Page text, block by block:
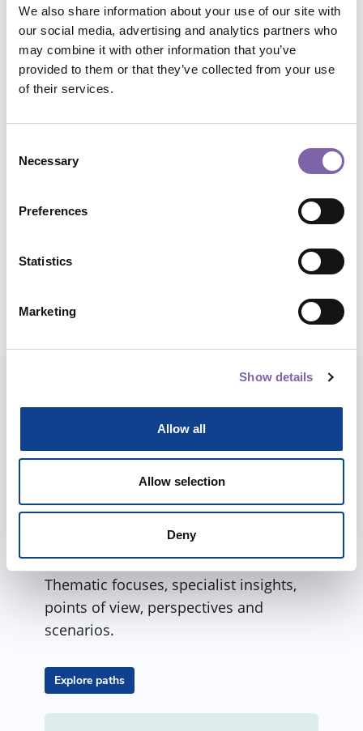
We also share information about your use of our site with
our social media, advertising and analytics partners who
may combine it with other information that you’ve
provided to them or that they’ve collected from your use
of their services.
Selection
Necessary
Preferences
Statistics
Marketing
Show details
Allow all
Allow selection
Deny
Plan:Dicolab
Macro skills:Engagement, accessibility and
communication
design, Audience development and cultural participation
Share course
We have built paths and itineraries for
training on the topics that are closest to
Thematic focuses, specialist insights,
points of view, perspectives and
scenarios.
Explore paths